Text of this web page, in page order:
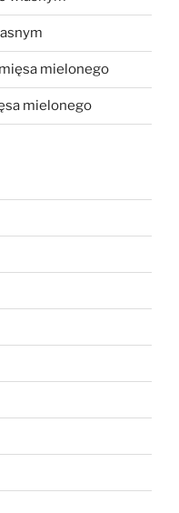
mielonego
mielonego